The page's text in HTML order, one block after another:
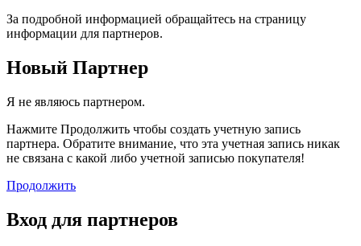
За подробной информацией обращайтесь на страницу
информации для партнеров.
Новый Партнер
Я не являюсь партнером.
Нажмите Продолжить чтобы создать учетную запись
партнера. Обратите внимание, что эта учетная запись никак
не связана с какой либо учетной записью покупателя!
Продолжить
Вход для партнеров